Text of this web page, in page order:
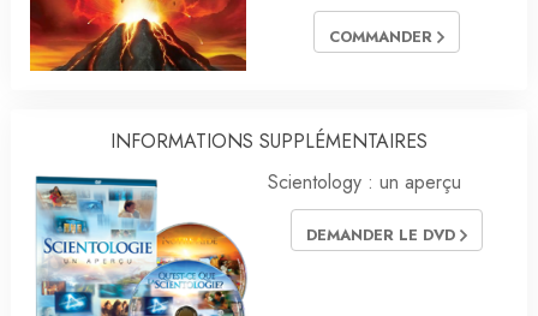
COMMANDER
INFORMATIONS SUPPLÉMENTAIRES
Scientology : un aperçu
DEMANDER LE DVD